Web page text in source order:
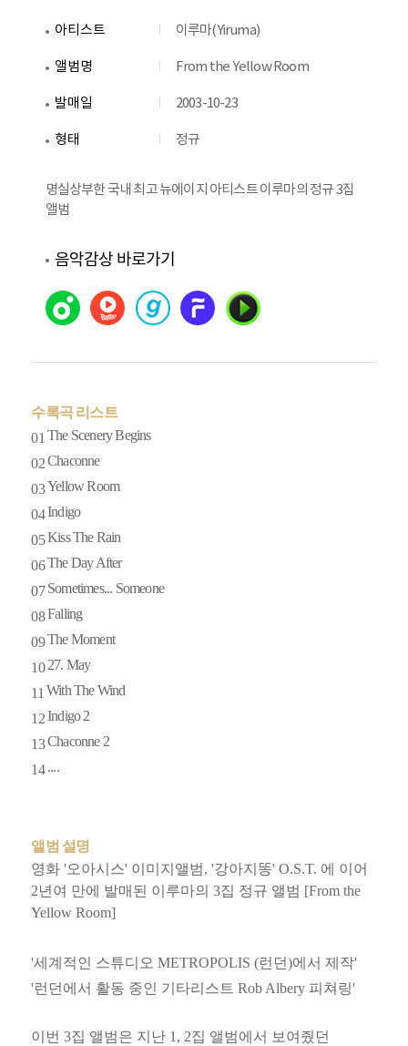
아티스트 이루마(Yiruma)
앨범명 From the Yellow Room
발매일 2003-10-23
형태 정규
명실상부한 국내 최고 뉴에이지 아티스트 이루마의 정규 3집
앨범
음악감상 바로가기
수록곡 리스트
01 The Scenery Begins
02Chaconne
03Yellow Room
04Indigo
05Kiss The Rain
06The Day After
07Sometimes... Someone
08Falling
09The Moment
1027. May
11 With The Wind
12Indigo 2
13Chaconne 2
14....
앨범 설명
영화 '오아시스' 이미지앨범, '강아지똥' O.S.T. 에 이어
2년여 만에 발매된 이루마의 3집 정규 앨범 [From the
Yellow Room]
'세계적인 스튜디오 METROPOLIS (런던)에서 제작'
'런던에서 활동 중인 기타리스트 Rob Albery 피쳐링'
이번 3집 앨범은 지난 1, 2집 앨범에서 보여줬던